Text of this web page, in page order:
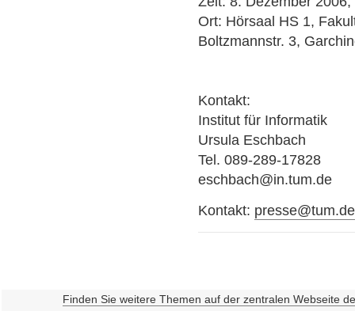
Ort: Hörsaal HS 1,
Boltzmannstr. 3,
Kontakt:
Institut für Informatik
Ursula Eschbach
Tel. 089-289-17828
eschbach@in.tum.de
Kontakt: presse@tum.de
Finden Sie weitere Themen auf der zentralen Webseite